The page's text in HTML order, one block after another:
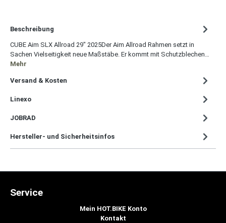
Beschreibung
CUBE Aim SLX Allroad 29" 2025Der Aim Allroad Rahmen setzt in
Sachen Vielseitigkeit neue Maßstäbe. Er kommt mit Schutzblechen…
Mehr
Versand & Kosten
Linexo
JOBRAD
Hersteller- und Sicherheitsinfos
Service
Mein HOT.BIKE Konto
Kontakt